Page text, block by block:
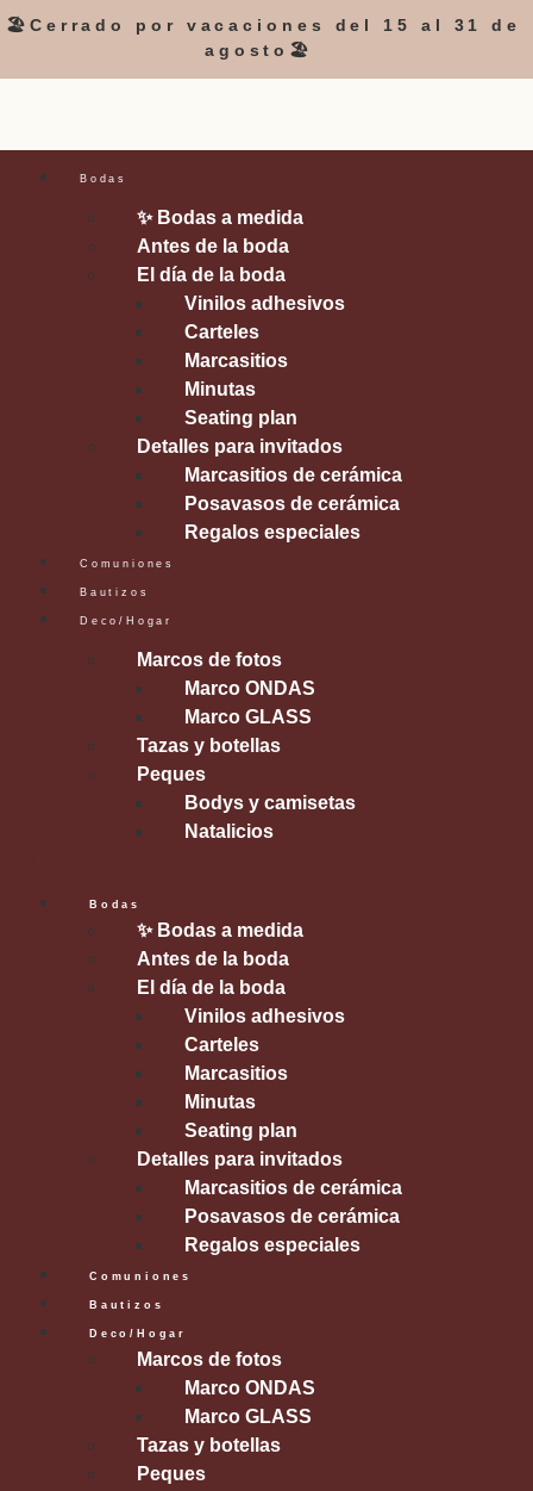
🏖️Cerrado por vacaciones del 15 al 31 de
agosto🏖️
Bodas
✨ Bodas a medida
Antes de la boda
El día de la boda
Vinilos adhesivos
Carteles
Marcasitios
Minutas
Seating plan
Detalles para invitados
Marcasitios de cerámica
Posavasos de cerámica
Regalos especiales
Comuniones
Bautizos
Deco/Hogar
Marcos de fotos
Marco ONDAS
Marco GLASS
Tazas y botellas
Peques
Bodys y camisetas
Natalicios
Bodas
✨ Bodas a medida
Antes de la boda
El día de la boda
Vinilos adhesivos
Carteles
Marcasitios
Minutas
Seating plan
Detalles para invitados
Marcasitios de cerámica
Posavasos de cerámica
Regalos especiales
Comuniones
Bautizos
Deco/Hogar
Marcos de fotos
Marco ONDAS
Marco GLASS
Tazas y botellas
Peques